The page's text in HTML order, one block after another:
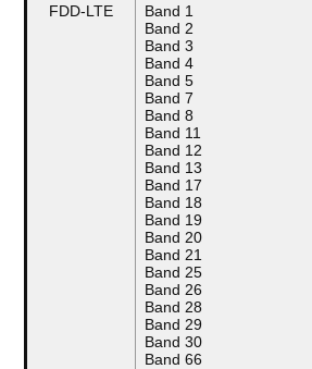
FDD-LTE
Band 1
Band 2
Band 3
Band 4
Band 5
Band 7
Band 8
Band 11
Band 12
Band 13
Band 17
Band 18
Band 19
Band 20
Band 21
Band 25
Band 26
Band 28
Band 29
Band 30
Band 66